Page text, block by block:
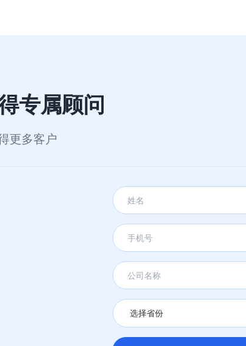
，促进购买转化。
Reno6在激烈的手机新品竞争中脱颖而出!
专属顾问
更多客户